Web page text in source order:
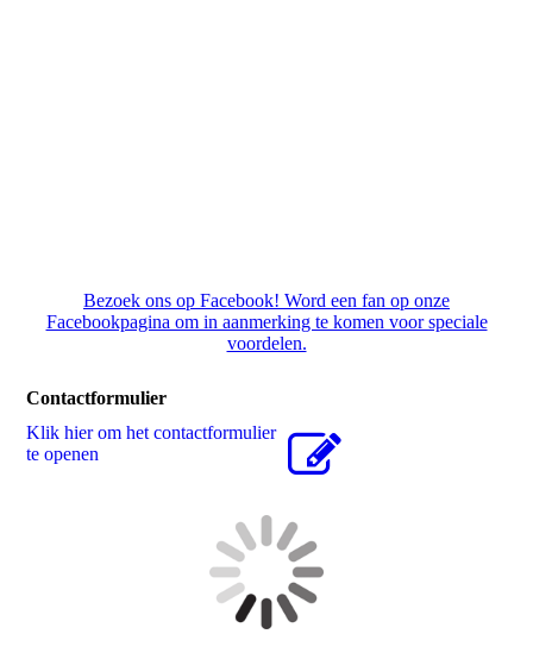
Facebookpagina om in aanmerking te komen voor speciale
voordelen.
Klik hier om het contactformulier
Ons bezoeken? Plan je route.